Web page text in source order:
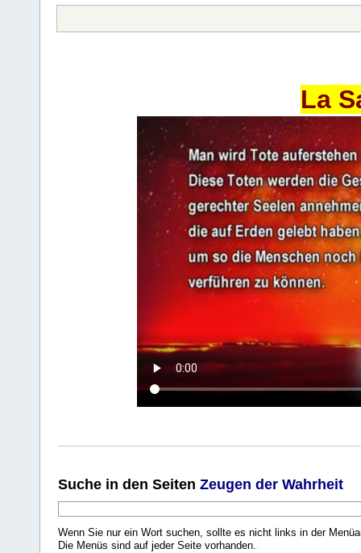
La
Suche in den Seiten Zeugen der Wahrheit
Wenn Sie nur ein Wort suchen, sollte es nicht links in der
Die Menüs sind auf jeder Seite vorhanden..